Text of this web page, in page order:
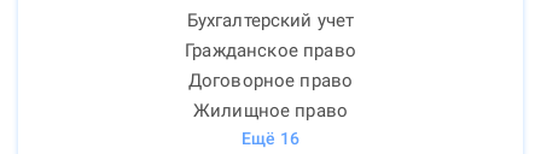
Бухгалтерский учет
Гражданское право
Договорное право
Жилищное право
Ещё 16